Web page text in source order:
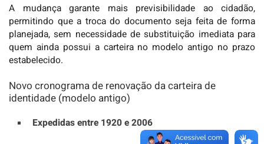
A mudança garante mais previsibilidade ao cidadão,
permitindo que a troca do documento seja feita de forma
planejada, sem necessidade de substituição imediata para
quem ainda possui a carteira no modelo antigo no prazo
estabelecido.
Novo cronograma de renovação da carteira de
identidade (modelo antigo)
Expedidas entre 1920 e 2006